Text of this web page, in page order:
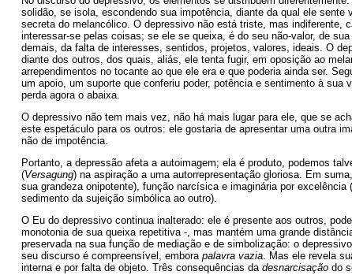
solidão, se isola, escondendo sua impotência, diante da qual ele
secreta do melancólico. O depressivo não está triste, mas indiferente,
interessar-se pelas coisas; se ele se queixa, é do seu não-valor, de
demais, da falta de interesses, sentidos, projetos, valores, ideais. O
diante dos outros, dos quais, aliás, ele tenta fugir, em oposição ao
arrependimentos no tocante ao que ele era e que poderia ainda ser.
um apoio, um suporte que conferiu poder, potência e sentimento à
perda agora o abaixa.
O depressivo não tem mais vez, não há mais lugar para ele, que se
este espetáculo para os outros: ele gostaria de apresentar uma outra
não de impotência.
Portanto, a depressão afeta a autoimagem; ela é produto, podemos
(Versagung) na aspiração a uma autorrepresentação gloriosa. Em
sua grandeza onipotente), função narcísica e imaginária por
sedimento da sujeição simbólica ao outro).
O Eu do depressivo continua inalterado: ele é presente aos outros,
monotonia de sua queixa repetitiva -, mas mantém uma grande
preservada na sua função de mediação e de simbolização: o
seu discurso é compreensível, embora palavra vazia. Mas ele revela
interna e por falta de objeto. Três consequências da desnarcisação do